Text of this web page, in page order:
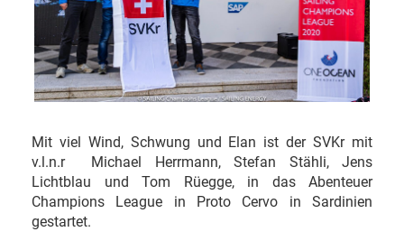
Mit viel Wind, Schwung und Elan ist der SVKr mit
v.l.n.r Michael Herrmann, Stefan Stähli, Jens
Lichtblau und Tom Rüegge, in das Abenteuer
Champions League in Proto Cervo in Sardinien
gestartet.